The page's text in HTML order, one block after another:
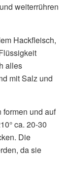
weiterrühren
Hackfleisch,
alles
mit Salz und
und auf
ca. 20-30
Die
da sie